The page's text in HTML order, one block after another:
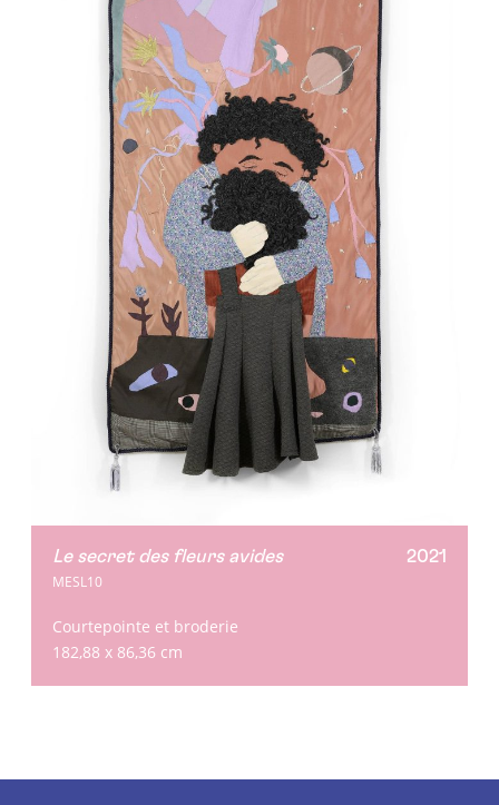
Le secret des fleurs avides
2021
MESL10
Courtepointe et broderie
182,88 x 86,36 cm